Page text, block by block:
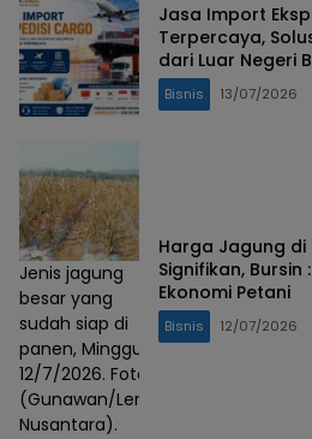
Jasa Import
Terpercaya,
dari Luar Negeri
Bisnis 13/07/2026
Jenis jagung
besar yang
sudah siap di
panen, Minggu,
12/7/2026. Foto :
(Gunawan/Lensa
Nusantara).
Harga Jagung di
Signifikan, Bursin
Ekonomi Petani
Bisnis 12/07/2026